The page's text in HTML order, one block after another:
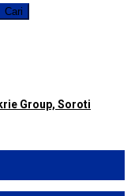
Group, Soroti